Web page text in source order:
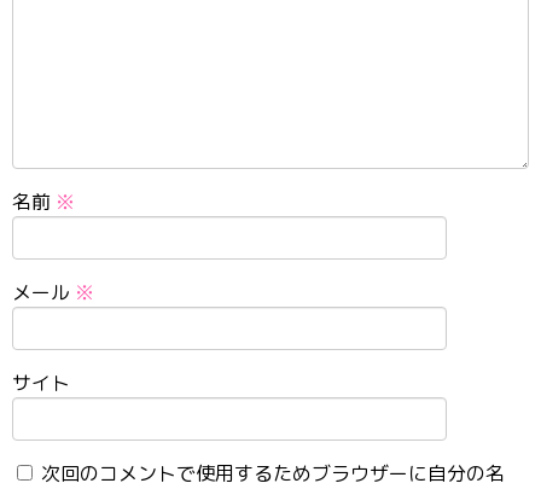
名前 ※
メール ※
サイト
次回のコメントで使用するためブラウザーに自分の名